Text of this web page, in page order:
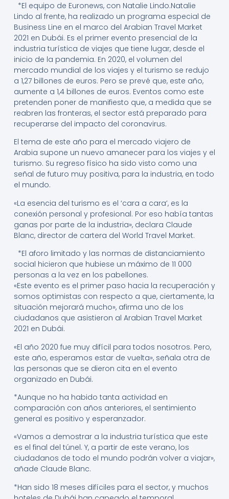
*El equipo de Euronews, con Natalie Lindo.Natalie
Lindo al frente, ha realizado un programa especial de
Business Line en el marco del Arabian Travel Market
2021 en Dubái. Es el primer evento presencial de la
industria turística de viajes que tiene lugar, desde el
inicio de la pandemia. En 2020, el volumen del
mercado mundial de los viajes y el turismo se redujo
a 1,27 billones de euros. Pero se prevé que, este año,
aumente a 1,4 billones de euros. Eventos como este
pretenden poner de manifiesto que, a medida que se
reabren las fronteras, el sector está preparado para
recuperarse del impacto del coronavirus.
El tema de este año para el mercado viajero de
Arabia supone un nuevo amanecer para los viajes y el
turismo. Su regreso físico ha sido visto como una
señal de futuro muy positiva, para la industria, en todo
el mundo.
«La esencia del turismo es el ‘cara a cara’, es la
conexión personal y profesional. Por eso había tantas
ganas por parte de la industria», declara Claude
Blanc, director de cartera del World Travel Market.
*El aforo limitado y las normas de distanciamiento
social hicieron que hubiese un máximo de 11 000
personas a la vez en los pabellones.
«Este evento es el primer paso hacia la recuperación y
somos optimistas con respecto a que, ciertamente, la
situación mejorará mucho», afirma uno de los
ciudadanos que asistieron al Arabian Travel Market
2021 en Dubái.
«El año 2020 fue muy difícil para todos nosotros. Pero,
este año, esperamos estar de vuelta», señala otra de
las personas que se dieron cita en el evento
organizado en Dubái.
*Aunque no ha habido tanta actividad en
comparación con años anteriores, el sentimiento
general es positivo y esperanzador.
«Vamos a demostrar a la industria turística que este
es el final del túnel. Y, a partir de este verano, los
ciudadanos de todo el mundo podrán volver a viajar»,
añade Claude Blanc.
*Han sido 18 meses difíciles para el sector, y muchos